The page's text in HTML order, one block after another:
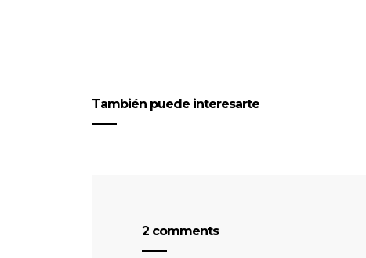
También puede interesarte
2 comments